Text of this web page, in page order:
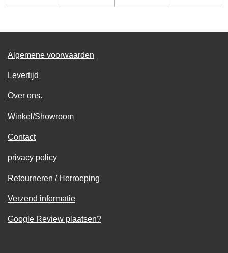
Algemene voorwaarden
Levertijd
Over ons.
Winkel/Showroom
Contact
privacy policy
Retourneren / Herroeping
Verzend informatie
Google Review plaatsen?